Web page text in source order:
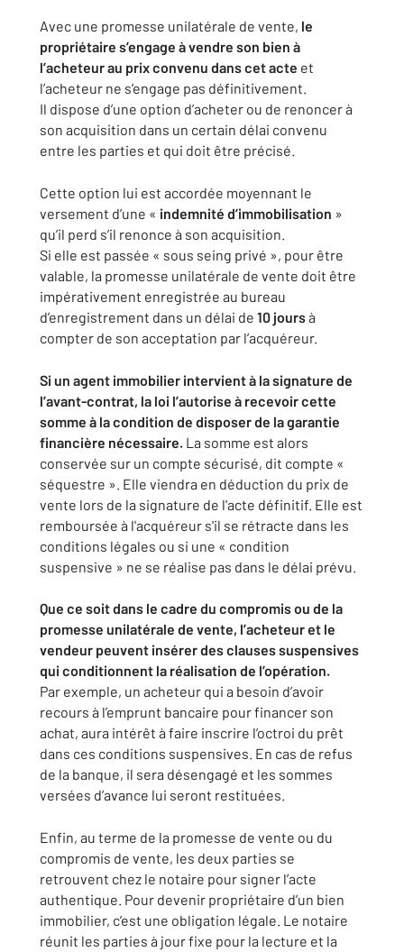
Avec une promesse unilatérale de vente, le
propriétaire s’engage à vendre son bien à
l’acheteur au prix convenu dans cet acte et
l’acheteur ne s’engage pas définitivement.
Il dispose d’une option d’acheter ou de renoncer à
son acquisition dans un certain délai convenu
entre les parties et qui doit être précisé.
Cette option lui est accordée moyennant le
versement d’une « indemnité d’immobilisation »
qu’il perd s’il renonce à son acquisition.
Si elle est passée « sous seing privé », pour être
valable, la promesse unilatérale de vente doit être
impérativement enregistrée au bureau
d’enregistrement dans un délai de 10 joursà
compter de son acceptation par l’acquéreur.
Si un agent immobilier intervient à la signature de
l’avant-contrat, la loi l’autorise à recevoir cette
somme à la condition de disposer de la garantie
financière nécessaire. La somme est alors
conservée sur un compte sécurisé, dit compte «
séquestre ». Elle viendra en déduction du prix de
vente lors de la signature de l'acte définitif. Elle est
remboursée à l'acquéreur s'il se rétracte dans les
conditions légales ou si une « condition
suspensive » ne se réalise pas dans le délai prévu.
Que ce soit dans le cadre du compromis ou de la
promesse unilatérale de vente, l’acheteur et le
vendeur peuvent insérer des clauses suspensives
qui conditionnent la réalisation de l’opération.
Par exemple, un acheteur qui a besoin d’avoir
recours à l’emprunt bancaire pour financer son
achat, aura intérêt à faire inscrire l’octroi du prêt
dans ces conditions suspensives. En cas de refus
de la banque, il sera désengagé et les sommes
versées d’avance lui seront restituées.
Enfin, au terme de la promesse de vente ou du
compromis de vente, les deux parties se
retrouvent chez le notaire pour signer l’acte
authentique. Pour devenir propriétaire d’un bien
immobilier, c’est une obligation légale. Le notaire
réunit les parties à jour fixe pour la lecture et la